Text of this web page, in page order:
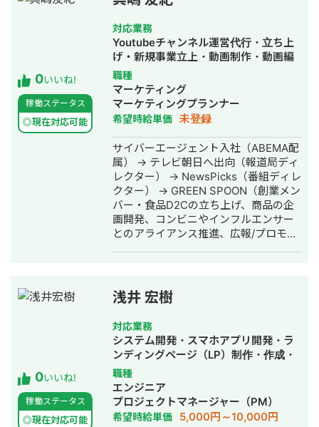
祉系（補助金関連事業） ・店舗ビジネ
ス 【経歴】 ▼2017年 法政大学 卒業
▼2017年4月～2021年10月 注文住宅
To C営業 ▼2022年2月～2023年7月
株式会社ウィルゲート 入社 ・WEB
コンサルティング商材の法人営業（計
200社以上の課題特定と提案） ・SEO
案・運用・ディレクションを担当 ・そ
の他にもMEO,SNS,ナーチャリング,記
事作成などWEBマーケ領域全般を経験
▼2023年8月～ 合同会社チル・リブ 役
員に就任 ・開業3年目の放課後等デイ
サービス施設の運営 ・集客,採用,バッ
クオフィス業務,経営企画,マネジメント
益100万円を達成 ・サイト制作〜WEB
集客で毎月0→10件の新規利用者獲得、
設計〜投稿までトータルで運用をサポ
ート └StockSunにある運用ノウハウ
を最大限に活用し採用獲得に成功 ②介
護・福祉系企業 ライトプラン月10万円
の利用例 支援開始1週間で7応募、1名
採用に成功 ソリューション：スカウト
代行 ＊採用戦略設計〜スカウト送信ま
でサポート ③営業会社 ライトプラン
月10万円の利用例 支援開始1週間で5応
募、営業職1名の採用に成功 ソリュー
ション：Indeed運用 ＊採用戦略設計〜
募集文の投稿までトータルサポート
0いいね!
稼働ステータス
◎現在対応可能
対応業務
Youtubeチャンネル運営代行・立ち上
げ・新規事業立上・動画制作・動画編
集・採用代行
職種
マーケティング
マーケティングプランナー
希望時給単価 未登録
サイバーエージェント入社（ABEMA配
属） → テレビ朝日へ出向（報道局ディ
レクター） → NewsPicks（番組ディレ
クター） → GREEN SPOON（創業メン
バー・食品D2Cの立ち上げ、商品の企
画開発、コンビニやインフルエンサー
とのアライアンス推進、広報/プロモー
0いいね!
稼働ステータス
◎現在対応可能
浅井 宏樹
対応業務
システム開発・スマホアプリ開発・ラ
ンディングページ（LP）制作・作成・
ホームページ制作・作成・採用代行
職種
エンジニア
プロジェクトマネージャー（PM）
希望時給単価 5,000円～10,000円